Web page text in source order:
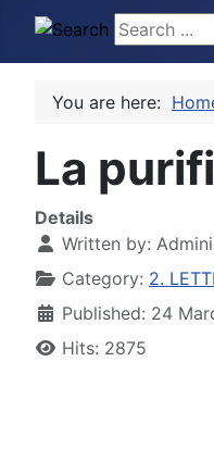
Search ...
You are here:
La
Details
Written by:
Category: 2.
Published: 24
Hits: 2875